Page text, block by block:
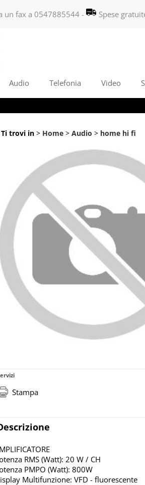
un fax a 0547885544 - Spese
Audio Telefonia Video
Ti trovi in Home Audio home hi fi
Stampa
RMS (Watt): 20 W / CH
PMPO (Watt): 800W
Multifunzione: VFD - fluorescente